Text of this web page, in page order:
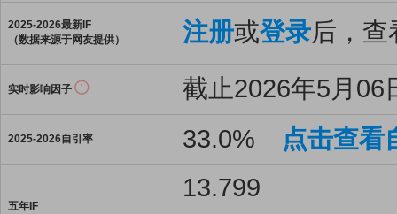
2025-2026最新IF
（数据来源于网友提供）
注册或登录后，查
实时影响因子 截止2026年5月06
2025-2026自引率 33.0% 点击查看
五年IF
13.799